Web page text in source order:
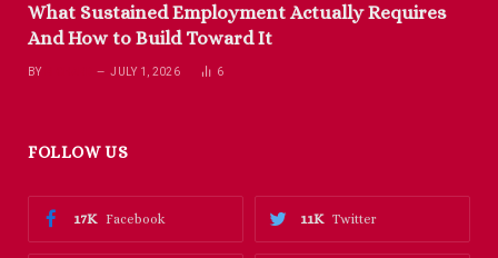
What Sustained Employment Actually Requires
And How to Build Toward It
BY JULY 1, 2026 6
FOLLOW US
Facebook
17K Twitter
11K